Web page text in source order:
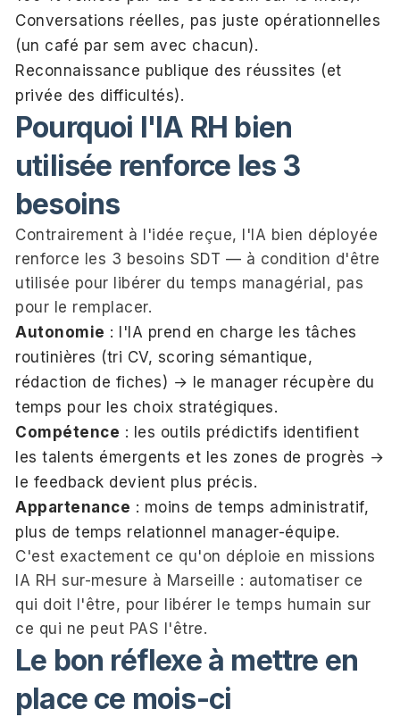
Conversations réelles, pas juste opérationnelles
(un café par sem avec chacun).
Reconnaissance publique des réussites (et
privée des difficultés).
Pourquoi l'IA RH bien
utilisée renforce les 3
besoins
Contrairement à l'idée reçue, l'IA bien déployée
renforce les 3 besoins SDT — à condition d'être
utilisée pour libérer du temps managérial, pas
pour le remplacer.
Autonomie : l'IA prend en charge les tâches
routinières (tri CV, scoring sémantique,
rédaction de fiches) → le manager récupère du
temps pour les choix stratégiques.
Compétence : les outils prédictifs identifient
les talents émergents et les zones de progrès →
le feedback devient plus précis.
Appartenance : moins de temps administratif,
plus de temps relationnel manager-équipe.
C'est exactement ce qu'on déploie en missions
IA RH sur-mesure à Marseille : automatiser ce
qui doit l'être, pour libérer le temps humain sur
ce qui ne peut PAS l'être.
Le bon réflexe à mettre en
place ce mois-ci